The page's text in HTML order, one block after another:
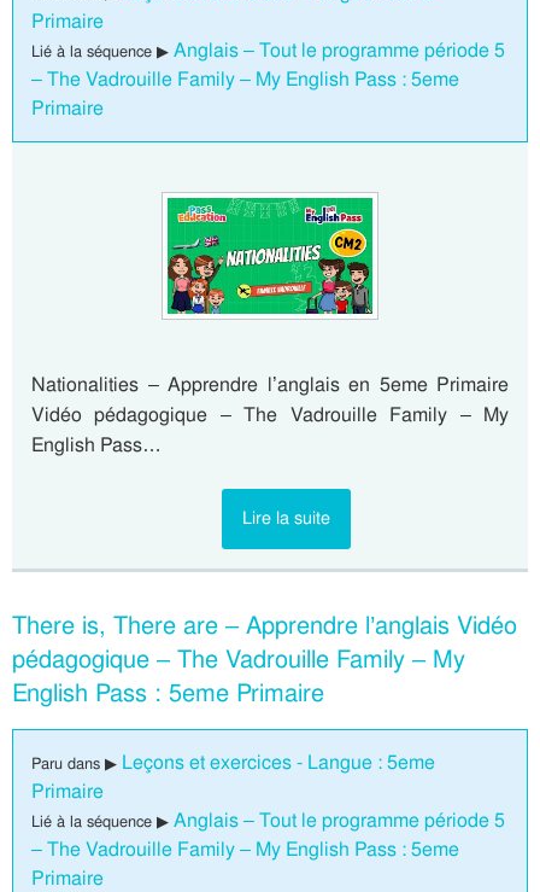
Primaire
Lié à la séquence ▶ Anglais – Tout le programme période 5
– The Vadrouille Family – My English Pass : 5eme
Primaire
Nationalities – Apprendre l’anglais en 5eme Primaire
Vidéo pédagogique – The Vadrouille Family – My
English Pass…
Lire la suite
There is, There are – Apprendre l’anglais Vidéo
pédagogique – The Vadrouille Family – My
English Pass : 5eme Primaire
Paru dans ▶ Leçons et exercices - Langue : 5eme
Primaire
Lié à la séquence ▶ Anglais – Tout le programme période 5
– The Vadrouille Family – My English Pass : 5eme
Primaire